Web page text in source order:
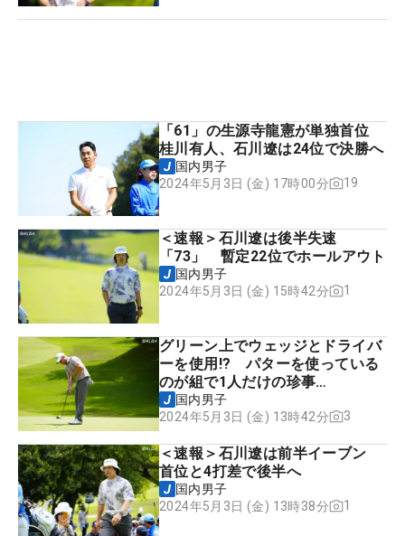
「61」の生源寺龍憲が単独首位
桂川有人、石川遼は24位で決勝へ
国内男子
2024年5月3日 (金) 17時00分
19
＜速報＞石川遼は後半失速
「73」 暫定22位でホールアウト
国内男子
2024年5月3日 (金) 15時42分
1
グリーン上でウェッジとドライバ
ーを使用!? パターを使っている
のが組で1人だけの珍事…
国内男子
2024年5月3日 (金) 13時42分
3
＜速報＞石川遼は前半イーブン
首位と4打差で後半へ
国内男子
2024年5月3日 (金) 13時38分
1